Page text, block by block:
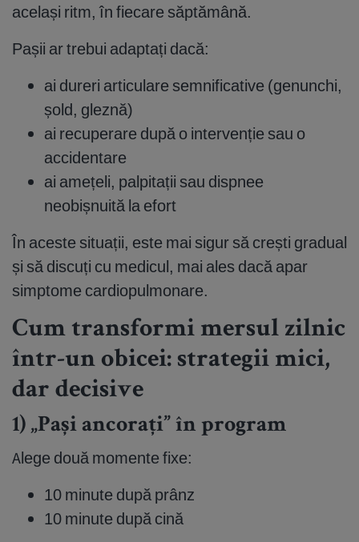
același ritm, în fiecare săptămână.
Pașii ar trebui adaptați dacă:
ai dureri articulare semnificative (genunchi,
șold, gleznă)
ai recuperare după o intervenție sau o
accidentare
ai amețeli, palpitații sau dispnee
neobișnuită la efort
În aceste situații, este mai sigur să crești gradual
și să discuți cu medicul, mai ales dacă apar
simptome cardiopulmonare.
Cum transformi mersul zilnic
într-un obicei: strategii mici,
dar decisive
1) „Pași ancorați” în program
Alege două momente fixe:
10 minute după prânz
10 minute după cină